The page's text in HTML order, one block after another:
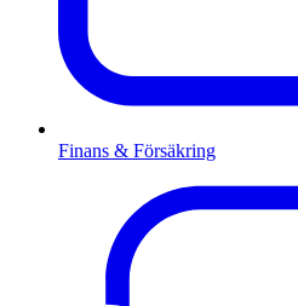
Finans & Försäkring